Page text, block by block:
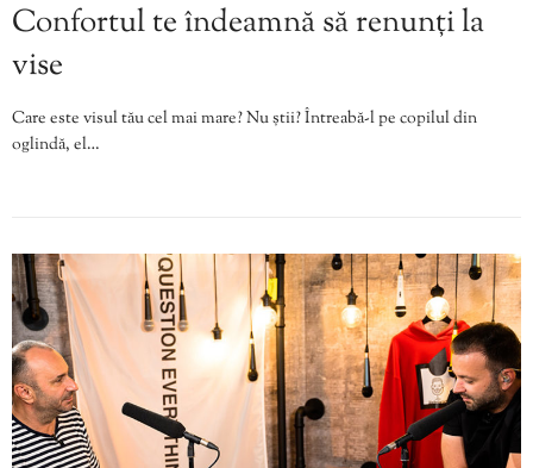
Confortul te îndeamnă să renunți la
vise
Care este visul tău cel mai mare? Nu știi? Întreabă-l pe copilul din
oglindă, el…